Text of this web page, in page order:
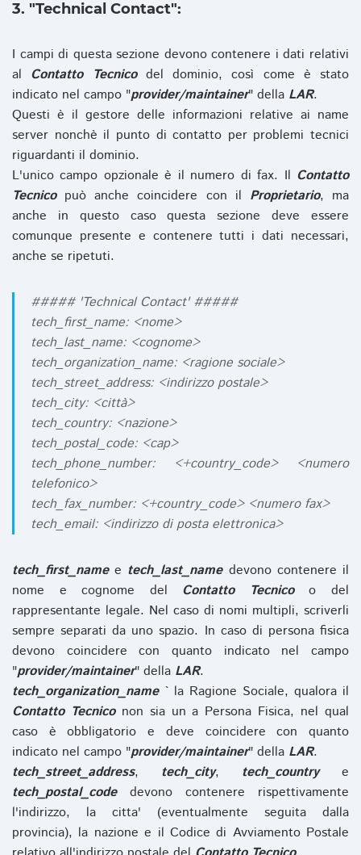
3. "Technical Contact":
I campi di questa sezione devono contenere i dati relativi
al Contatto Tecnicodel dominio, così come è stato
indicato nel campo "provider/maintainer" della LAR.
Questi è il gestore delle informazioni relative ai name
server nonchè il punto di contatto per problemi tecnici
riguardanti il dominio.
L'unico campo opzionale è il numero di fax. Il Contatto
Tecnicopuò anche coincidere con il Proprietario, ma
anche in questo caso questa sezione deve essere
comunque presente e contenere tutti i dati necessari,
anche se ripetuti.
##### 'Technical Contact' #####
tech_first_name: <nome>
tech_last_name: <cognome>
tech_organization_name: <ragione sociale>
tech_street_address: <indirizzo postale>
tech_city: <città>
tech_country: <nazione>
tech_postal_code: <cap>
tech_phone_number: <+country_code> <numero
telefonico>
tech_fax_number: <+country_code> <numero fax>
tech_email: <indirizzo di posta elettronica>
tech_first_namee tech_last_namedevono contenere il
nome e cognome del Contatto Tecnicoo del
rappresentante legale. Nel caso di nomi multipli, scriverli
sempre separati da uno spazio. In caso di persona fisica
devono coincidere con quanto indicato nel campo
"provider/maintainer" della LAR.
tech_organization_name` la Ragione Sociale, qualora il
Contatto Tecniconon sia un a Persona Fisica, nel qual
caso è obbligatorio e deve coincidere con quanto
indicato nel campo "provider/maintainer" della LAR.
tech_street_address, tech_city, tech_countrye
tech_postal_codedevono contenere rispettivamente
l'indirizzo, la citta' (eventualmente seguita dalla
provincia), la nazione e il Codice di Avviamento Postale